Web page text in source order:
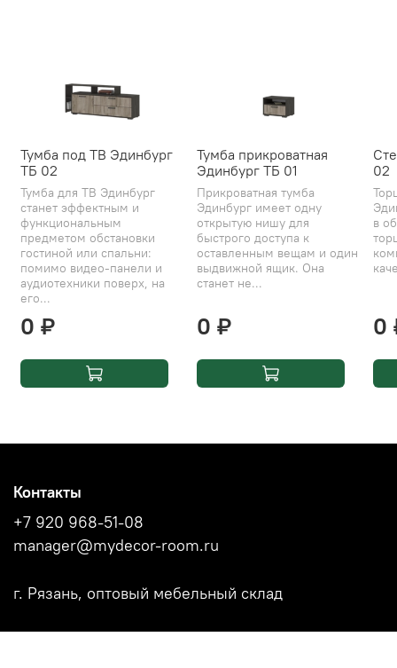
Тумба под ТВ Эдинбург
ТБ 02
Тумба для ТВ Эдинбург
станет эффектным и
функциональным
предметом обстановки
гостиной или спальни:
помимо видео-панели и
аудиотехники поверх, на
его...
0 ₽
Тумба прикроватная
Эдинбург ТБ 01
Прикроватная тумба
Эдинбург имеет одну
открытую нишу для
быстрого доступа к
оставленным вещам и один
выдвижной ящик. Она
станет не...
0 ₽
02
в
0
Контакты
+7 920 968-51-08
manager@mydecor-room.ru
г. Рязань, оптовый мебельный склад